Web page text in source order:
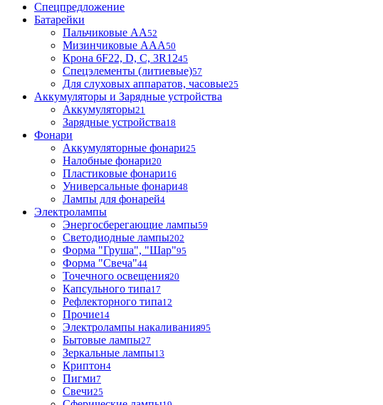
Спецпредложение
Батарейки
Пальчиковые АА52
Мизинчиковые ААА50
Крона 6F22, D, C, 3R1245
Спецэлементы (литиевые)57
Для слуховых аппаратов, часовые25
Аккумуляторы и Зарядные устройства
Аккумуляторы21
Зарядные устройства18
Фонари
Аккумуляторные фонари25
Налобные фонари20
Пластиковые фонари16
Универсальные фонари48
Лампы для фонарей4
Электролампы
Энергосберегающие лампы59
Светодиодные лампы202
Форма "Груша", "Шар"95
Форма "Свеча"44
Точечного освещения20
Капсульного типа17
Рефлекторного типа12
Прочие14
Электролампы накаливания95
Бытовые лампы27
Зеркальные лампы13
Криптон4
Пигми7
Свечи25